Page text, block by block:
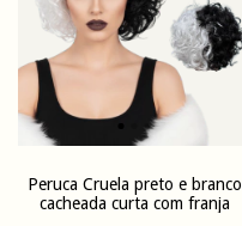
Peruca Cruela preto e branco
cacheada curta com franja